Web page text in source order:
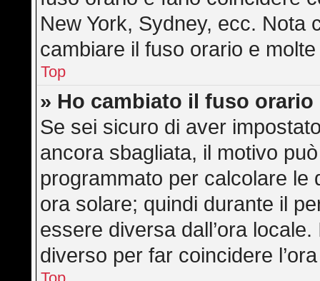
New York, Sydney, ecc. Nota
cambiare il fuso orario e
Top
» Ho cambiato il fuso orario
Se sei sicuro di aver
ancora sbagliata, il motivo
programmato per calcolare le
ora solare; quindi durante il
essere diversa dall’ora
diverso per far coincidere